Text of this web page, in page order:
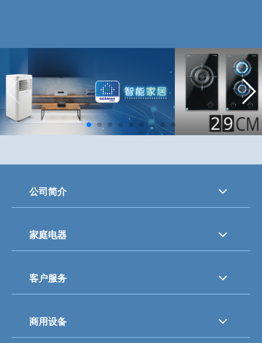
公司简介
家庭电器
客户服务
商用设备